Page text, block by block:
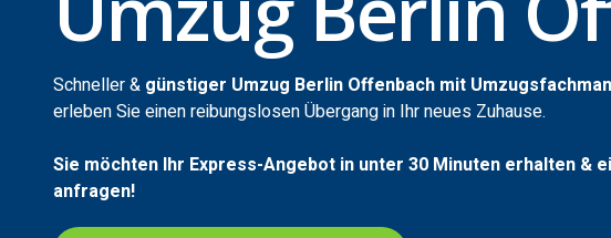
Schneller & günstiger Umzug Berlin Offenbach mit
erleben Sie einen reibungslosen Übergang in Ihr neues Zuhause.
Sie möchten Ihr Express-Angebot in unter 30 Minuten erhalten &
anfragen!